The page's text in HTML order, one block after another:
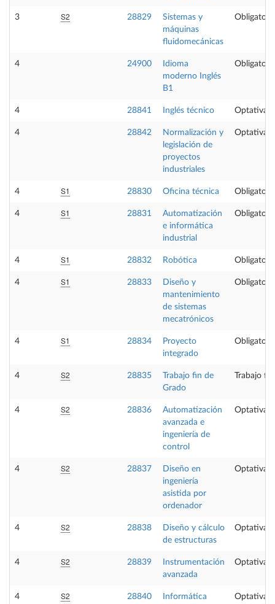
3 S2 28829
Sistemas y
máquinas
fluidomecánicas
Obligatoria
4 24900
Idioma
moderno Inglés
B1
Obligatoria
4 28841 Inglés técnico Optativa
4 28842
Normalización y
legislación de
proyectos
industriales
Optativa
4 S1 28830 Oficina técnica Obligatoria
4 S1 28831
Automatización
e informática
industrial
Obligatoria
4 S1 28832 Robótica Obligatoria
4 S1 28833
Diseño y
mantenimiento
de sistemas
mecatrónicos
Obligatoria
4 S1 28834
Proyecto
integrado
Obligatoria
4 S2 28835
Trabajo fin de
Grado
Trabajo
4 S2 28836
Automatización
avanzada e
ingeniería de
control
Optativa
4 S2 28837
Diseño en
ingeniería
asistida por
ordenador
Optativa
4 S2 28838
Diseño y cálculo
de estructuras
Optativa
4 S2 28839
Instrumentación
avanzada
Optativa
4 S2 28840
Informática
Optativa